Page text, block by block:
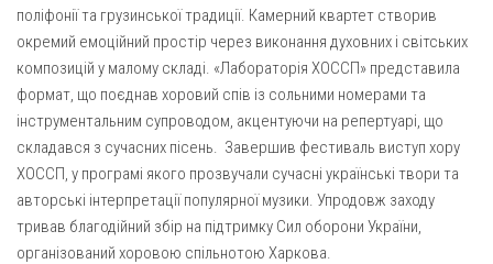
поліфонії та грузинської традиції. Камерний квартет створив
окремий емоційний простір через виконання духовних і світських
композицій у малому складі. «Лабораторія ХОССП» представила
формат, що поєднав хоровий спів із сольними номерами та
інструментальним супроводом, акцентуючи на репертуарі, що
складався з сучасних пісень. Завершив фестиваль виступ хору
ХОССП, у програмі якого прозвучали сучасні українські твори та
авторські інтерпретації популярної музики. Упродовж заходу
тривав благодійний збір на підтримку Сил оборони України,
організований хоровою спільнотою Харкова.